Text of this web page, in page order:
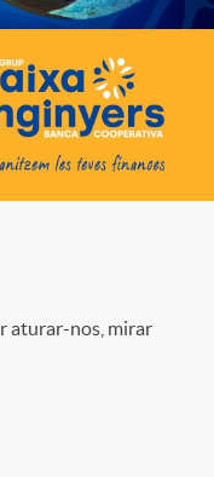
aturar-nos, mirar